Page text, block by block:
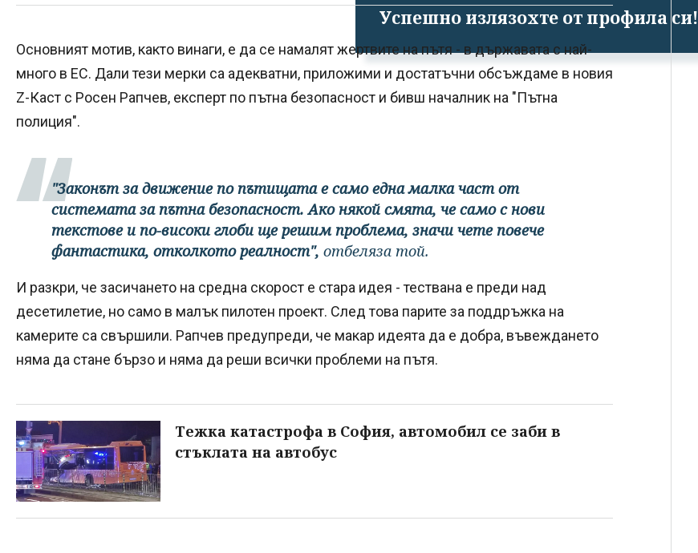
Успешно излязохте от профила си!
Основният мотив, както винаги, е да се намалят жертвите на пътя - в държавата с най-
много в ЕС. Дали тези мерки са адекватни, приложими и достатъчни обсъждаме в новия
Z-Каст с Росен Рапчев, експерт по пътна безопасност и бивш началник на "Пътна
полиция".
"Законът за движение по пътищата е само една малка част от
системата за пътна безопасност. Ако някой смята, че само с нови
текстове и по-високи глоби ще решим проблема, значи чете повече
фантастика, отколкото реалност", отбеляза той.
И разкри, че засичането на средна скорост е стара идея - тествана е преди над
десетилетие, но само в малък пилотен проект. След това парите за поддръжка на
камерите са свършили. Рапчев предупреди, че макар идеята да е добра, въвеждането
няма да стане бързо и няма да реши всички проблеми на пътя.
Тежка катастрофа в София, автомобил се заби в
стъклата на автобус